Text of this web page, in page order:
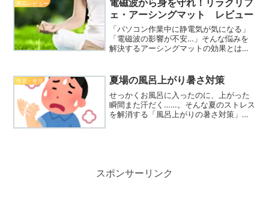
綺麗に再生したい方必見です。
商品レビュー
ェ・アーシングマット レビュー
「パソコン作業中に静電気が気になる」
「電磁波の影響が不安…」そんな悩みを
解決するアーシングマットの効果とは？
つながる」健康法の体験談を通して、怪
しい？という疑問にも本音でお答えしま
す。
住居・生活 夏場の風呂上がり暑さ対策
せっかくお風呂に入ったのに、上がった
瞬間また汗だく……。そんな夏のストレス
を解消する「風呂上がりの暑さ対策」を2
スポンサーリンク